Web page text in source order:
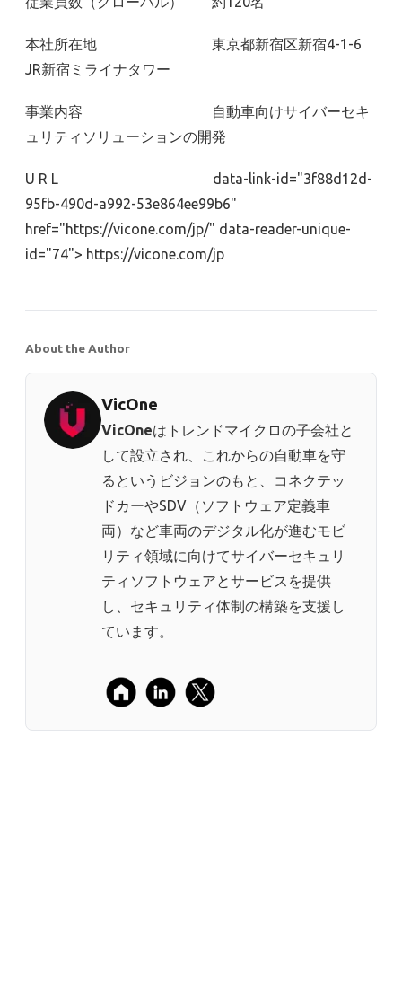
本社所在地 東京都新宿区新宿4-1-6
JR新宿ミライナタワー
事業内容 自動車向けサイバーセキ
ュリティソリューションの開発
U R L
data-link-id="3f88d12d-
95fb-490d-a992-53e864ee99b6"
href="https://vicone.com/jp/" data-reader-unique-
id="74"> https://vicone.com/jp
About the Author
VicOne
VicOneはトレンドマイクロの子会社と
して設立され、これからの自動車を守
るというビジョンのもと、コネクテッ
ドカーやSDV（ソフトウェア定義車
両）など車両のデジタル化が進むモビ
リティ領域に向けてサイバーセキュリ
ティソフトウェアとサービスを提供
し、セキュリティ体制の構築を支援し
ています。